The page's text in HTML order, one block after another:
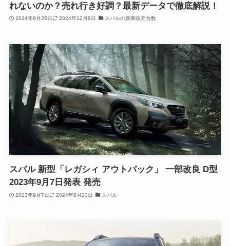
れないのか？売れ行き好調？最新データで徹底解説！
2024年9月25日 2024年12月8日 スバルの新車販売台数
スバル 新型「レガシィ アウトバック」 一部改良 D型
2023年9月7日発表 発売
2023年9月7日 2024年8月20日 スバル